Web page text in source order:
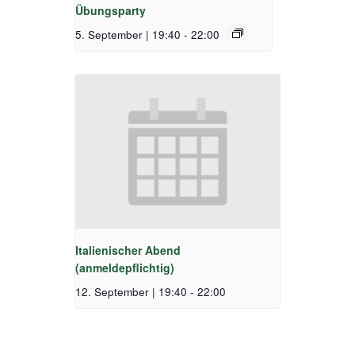
Übungsparty
5. September | 19:40 - 22:00
Italienischer Abend
(anmeldepflichtig)
12. September | 19:40 - 22:00